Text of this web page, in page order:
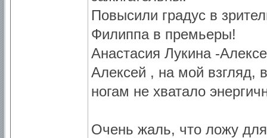
Повысили градус в
Филиппа в премьеры!
Анастасия Лукина -
Алексей , на мой взгляд,
ногам не хватало
Очень жаль, что ложу для